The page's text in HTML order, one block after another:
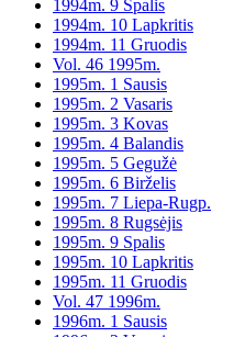
1994m. 9 Spalis
1994m. 10 Lapkritis
1994m. 11 Gruodis
Vol. 46 1995m.
1995m. 1 Sausis
1995m. 2 Vasaris
1995m. 3 Kovas
1995m. 4 Balandis
1995m. 5 Gegužė
1995m. 6 Birželis
1995m. 7 Liepa-Rugp.
1995m. 8 Rugsėjis
1995m. 9 Spalis
1995m. 10 Lapkritis
1995m. 11 Gruodis
Vol. 47 1996m.
1996m. 1 Sausis